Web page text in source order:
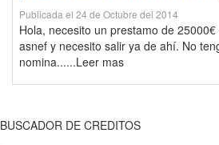
Publicada el 24 de Octubre del 2014
Hola, necesito un prestamo de
asnef y necesito salir ya de ahí. No
nomina......Leer mas
BUSCADOR DE CREDITOS